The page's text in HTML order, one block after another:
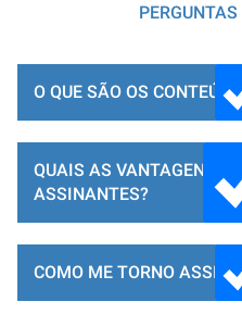
O QUE SÃO OS
QUAIS AS VANTAGENS
ASSINANTES?
COMO ME TORNO